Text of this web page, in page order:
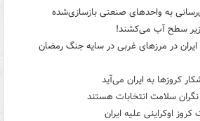
به واحدهای صنعتی بازسازی‌شده
زیر سطح آب می‌کشند!
در مرزهای غربی در سایه جنگ رمضان
کروزها به ایران می‌آید
اوکراینی علیه ایران